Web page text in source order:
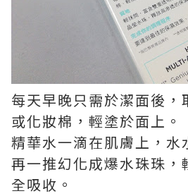
每天早晚只需於潔面後
或化妝棉，輕塗於面上。
精華水一滴在肌膚上，水
再一推幻化成爆水珠珠，
全吸收。